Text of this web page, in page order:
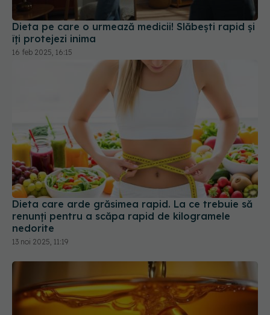
îți protejezi inima
16 feb 2025, 16:15
Dieta care arde grăsimea rapid. La ce trebuie să
renunți pentru a scăpa rapid de kilogramele
nedorite
13 noi 2025, 11:19